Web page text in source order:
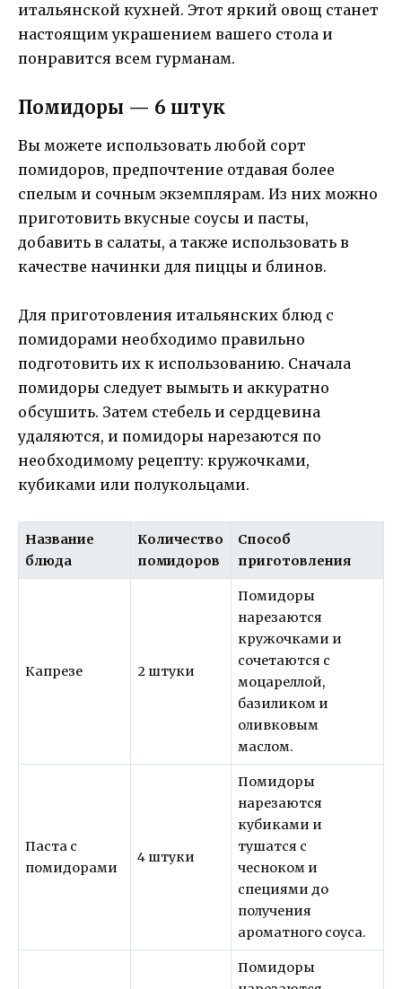
итальянской кухней. Этот яркий овощ станет
настоящим украшением вашего стола и
понравится всем гурманам.
Помидоры — 6 штук
Вы можете использовать любой сорт
помидоров, предпочтение отдавая более
спелым и сочным экземплярам. Из них можно
приготовить вкусные соусы и пасты,
добавить в салаты, а также использовать в
качестве начинки для пиццы и блинов.
Для приготовления итальянских блюд с
помидорами необходимо правильно
подготовить их к использованию. Сначала
помидоры следует вымыть и аккуратно
обсушить. Затем стебель и сердцевина
удаляются, и помидоры нарезаются по
необходимому рецепту: кружочками,
кубиками или полукольцами.
Название
блюда
Количество
помидоров
Способ
приготовления
Капрезе 2 штуки
Помидоры
нарезаются
кружочками и
сочетаются с
моцареллой,
базиликом и
оливковым
маслом.
Паста с
помидорами
4 штуки
Помидоры
нарезаются
кубиками и
тушатся с
чесноком и
специями до
получения
ароматного соуса.
Помидоры